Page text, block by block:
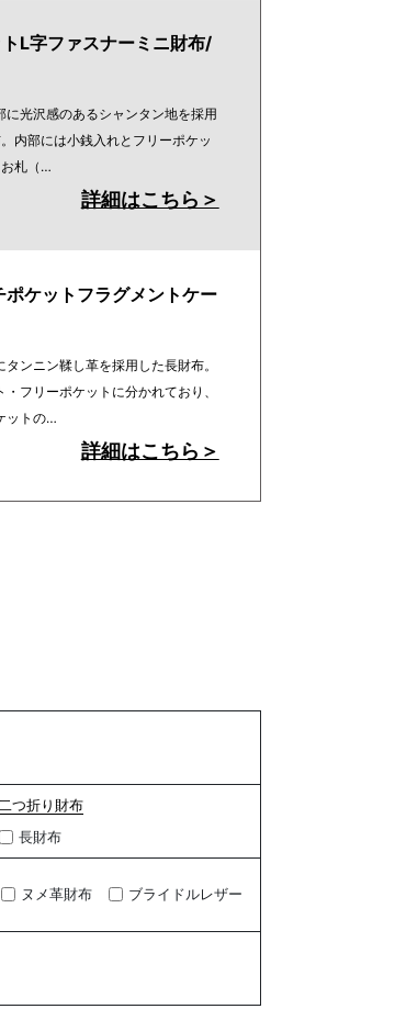
L字ファスナーミニ財布/
光沢感のあるシャンタン地を採用
内部には小銭入れとフリーポケッ
お札（…
詳細はこちら＞
ケットフラグメントケー
ンニン鞣し革を採用した長財布。
フリーポケットに分かれており、
ットの…
詳細はこちら＞
二つ折り財布
長財布
ヌメ革財布 ブライドルレザー